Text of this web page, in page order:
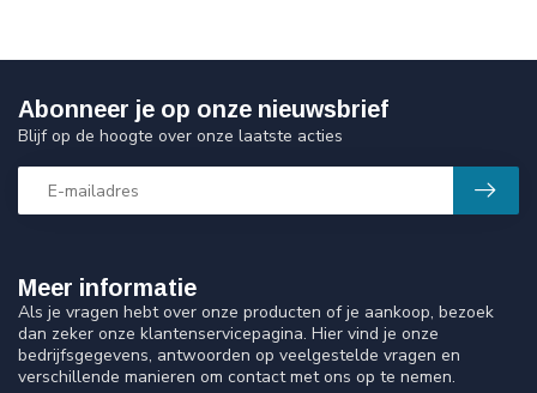
Meer informatie
Als je vragen hebt over onze producten of je aankoop, bezoek
dan zeker onze klantenservicepagina. Hier vind je onze
bedrijfsgegevens, antwoorden op veelgestelde vragen en
verschillende manieren om contact met ons op te nemen.
Abonneer je op onze nieuwsbrief
Blijf op de hoogte over onze laatste acties